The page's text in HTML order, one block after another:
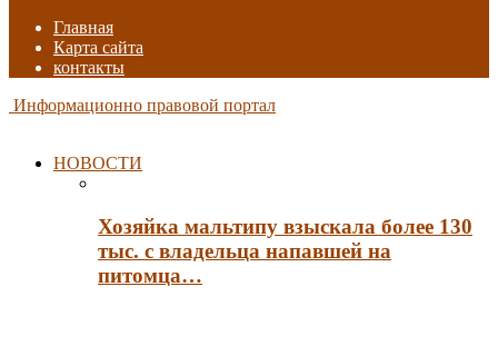
Главная
Карта сайта
контакты
Информационно правовой портал
НОВОСТИ
Хозяйка мальтипу взыскала более 130
тыс. с владельца напавшей на
питомца…